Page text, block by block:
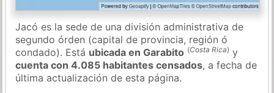
Jacó es la sede de una división administrativa de
segundo órden (capital de provincia, región ó
condado). Está ubicada en Garabito (Costa Rica) y
cuenta con 4.085 habitantes censados, a fecha de
última actualización de esta página.